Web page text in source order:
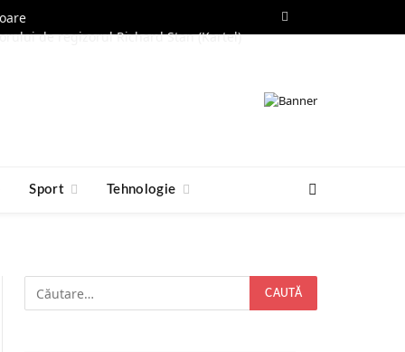
de regizorul Richard Stan (Kartel)
Facebook
Sport Tehnologie